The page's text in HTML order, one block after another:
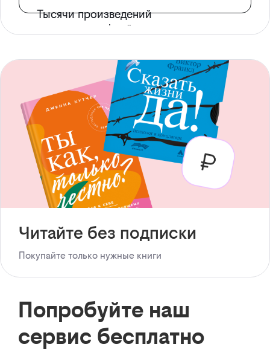
Тысячи произведений
с доступом офлайн
Читайте без подписки
Покупайте только нужные книги
Попробуйте наш
сервис бесплатно